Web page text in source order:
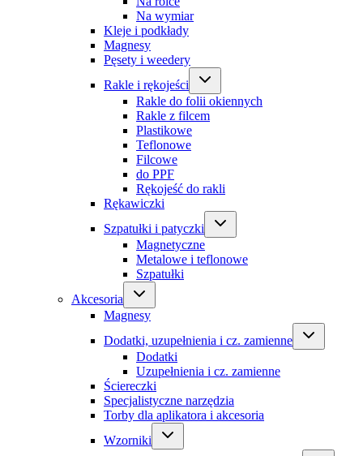
Na wymiar
Kleje i podkłady
Magnesy
Pęsety i weedery
Rakle i rękojeści
Rakle do folii okiennych
Rakle z filcem
Plastikowe
Teflonowe
Filcowe
do PPF
Rękojeść do rakli
Rękawiczki
Szpatułki i patyczki
Magnetyczne
Metalowe i teflonowe
Szpatułki
Akcesoria
Magnesy
Dodatki, uzupełnienia i cz. zamienne
Dodatki
Uzupełnienia i cz. zamienne
Ściereczki
Specjalistyczne narzędzia
Torby dla aplikatora i akcesoria
Wzorniki